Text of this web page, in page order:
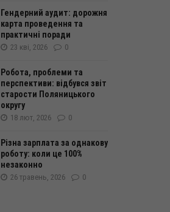
Гендерний аудит: дорожня
карта проведення та
практичні поради
23 кві, 2026 0
Робота, проблеми та
перспективи: відбувся звіт
старости Поляницького
округу
18 лют, 2026 0
Різна зарплата за однакову
роботу: коли це 100%
незаконно
26 травень, 2026 0